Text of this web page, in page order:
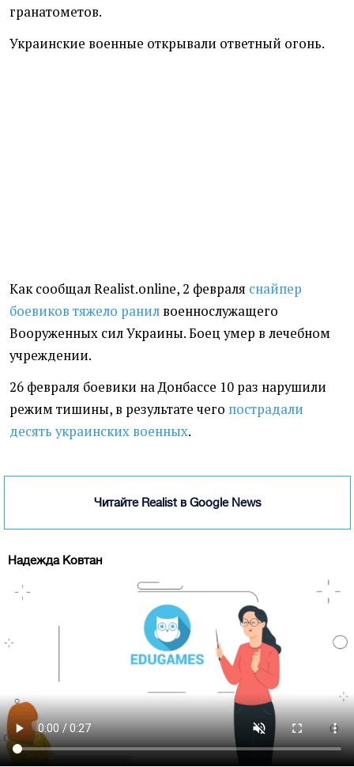
гранатометов.
Украинские военные открывали ответный огонь.
Как сообщал Realist.online, 2 февраля снайпер
боевиков тяжело ранил военнослужащего
Вооруженных сил Украины. Боец умер в лечебном
учреждении.
26 февраля боевики на Донбассе 10 раз нарушили
режим тишины, в результате чего пострадали
десять украинских военных.
Читайте Realist в Google News
Надежда Ковтан